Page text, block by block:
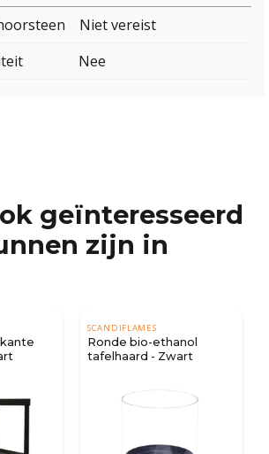
Niet vereist
Nee
geïnteresseerd
zijn in
SCANDIFLAMES
Ronde bio-ethanol
tafelhaard - Zwart